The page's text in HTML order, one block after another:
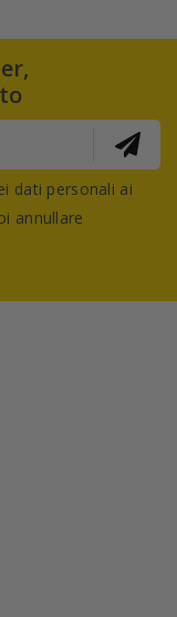
dati personali ai
annullare